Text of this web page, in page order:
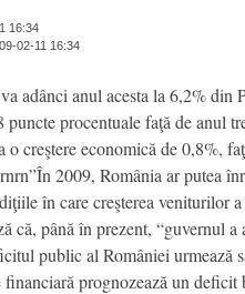
16:34
02-11 16:34
adânci anul acesta la 6,2%
procentuale faţă de anul
o creştere economică de
2009, România ar putea
în care creşterea veniturilor
că, până în prezent, “guvernul
public al României urmează
financiară prognozează un